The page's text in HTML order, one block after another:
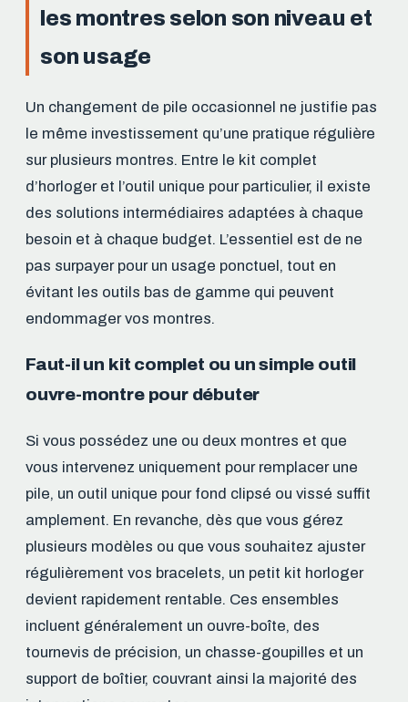
les montres selon son niveau et
son usage
Un changement de pile occasionnel ne justifie pas
le même investissement qu’une pratique régulière
sur plusieurs montres. Entre le kit complet
d’horloger et l’outil unique pour particulier, il existe
des solutions intermédiaires adaptées à chaque
besoin et à chaque budget. L’essentiel est de ne
pas surpayer pour un usage ponctuel, tout en
évitant les outils bas de gamme qui peuvent
endommager vos montres.
Faut-il un kit complet ou un simple outil
ouvre-montre pour débuter
Si vous possédez une ou deux montres et que
vous intervenez uniquement pour remplacer une
pile, un outil unique pour fond clipsé ou vissé suffit
amplement. En revanche, dès que vous gérez
plusieurs modèles ou que vous souhaitez ajuster
régulièrement vos bracelets, un petit kit horloger
devient rapidement rentable. Ces ensembles
incluent généralement un ouvre-boîte, des
tournevis de précision, un chasse-goupilles et un
support de boîtier, couvrant ainsi la majorité des